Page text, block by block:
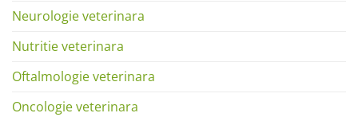
Neurologie veterinara
Nutritie veterinara
Oftalmologie veterinara
Oncologie veterinara